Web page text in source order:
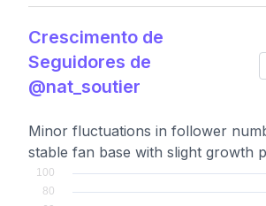
Crescimento de
Seguidores de
@nat_soutier
Minor fluctuations in follower
stable fan base with slight growth